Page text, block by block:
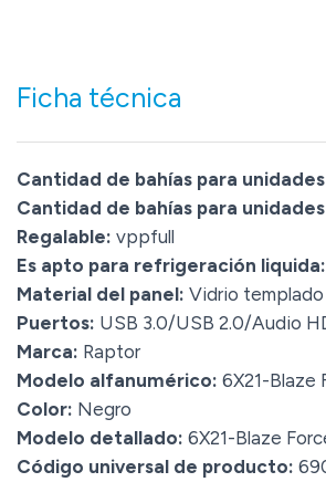
Ficha técnica
Cantidad de bahías para unidades
Cantidad de bahías para unidades
Regalable: vppfull
Es apto para refrigeración liquida:
Material del panel: Vidrio templado
Puertos: USB 3.0/USB 2.0/Audio
Marca: Raptor
Modelo alfanumérico: 6X21-Blaze
Color: Negro
Modelo detallado: 6X21-Blaze
Código universal de producto: